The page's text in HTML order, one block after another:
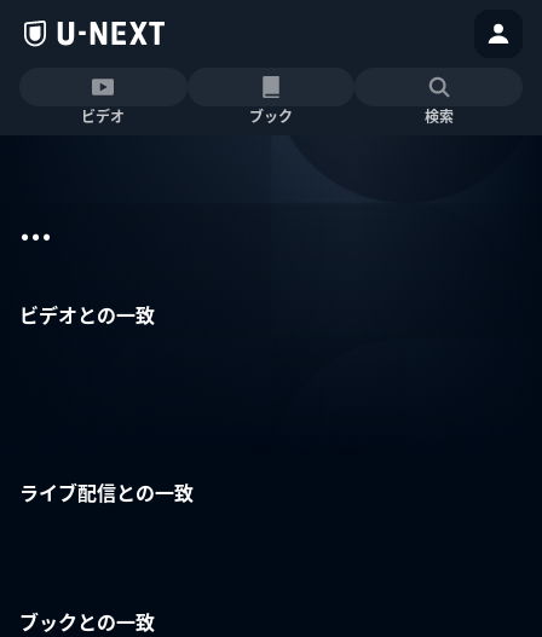
ビデオ ブック 検索
...
ビデオとの一致
ライブ配信との一致
ブックとの一致